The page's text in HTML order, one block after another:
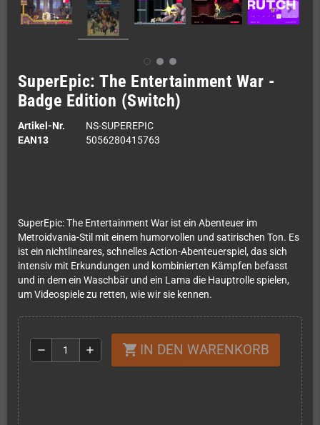
SuperEpic: The Entertainment War -
Badge Edition (Switch)
Artikel-Nr.
NS-SUPEREPIC
EAN13
5056280415763
SuperEpic: The Entertainment War ist ein Abenteuer im
Metroidvania-Stil mit einem humorvollen und satirischen Ton. Es
ist ein nichtlineares, schnelles Action-Abenteuerspiel, das sich
intensiv mit Erkundungen und kombinierten Kämpfen befasst
und in dem ein Waschbär und ein Lama die Hauptrolle spielen,
um Videospiele zu retten, wie wir sie kennen.
remove add shopping_cart IN DEN WARENKORB